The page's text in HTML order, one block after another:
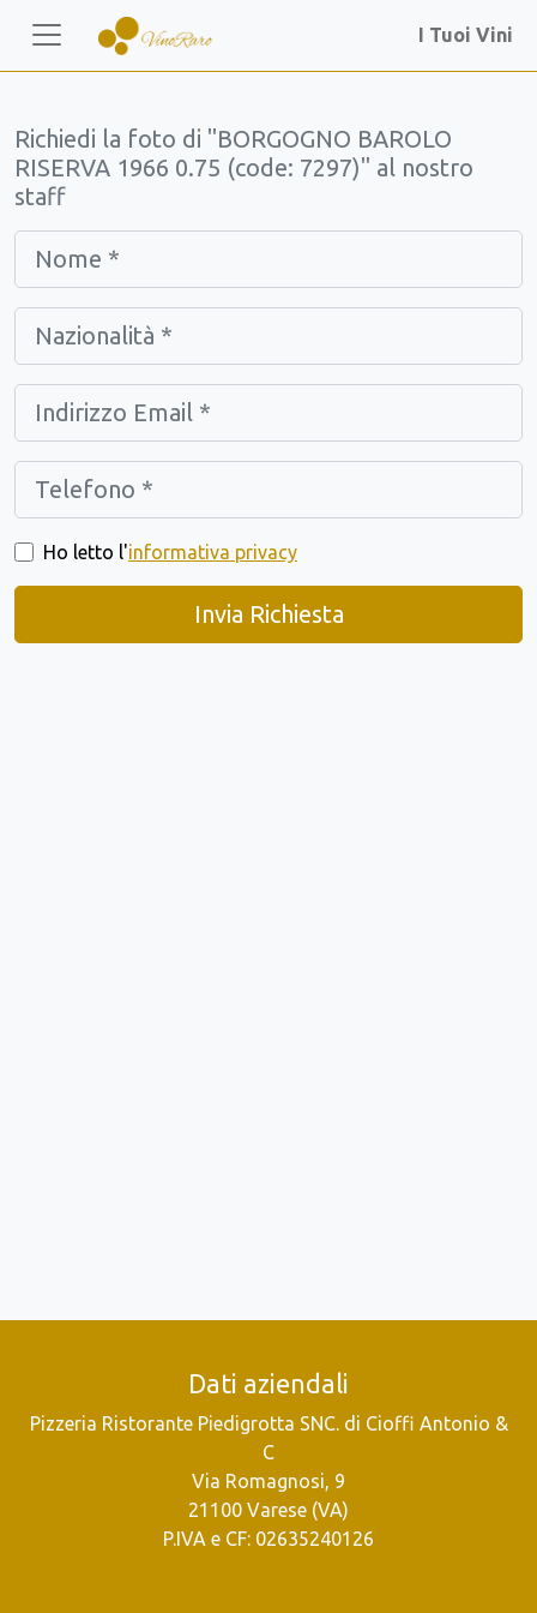
I Tuoi Vini
Richiedi la foto di "BORGOGNO BAROLO
RISERVA 1966 0.75 (code: 7297)" al nostro
staff
Ho letto l'informativa privacy
Invia Richiesta
Dati aziendali
Pizzeria Ristorante Piedigrotta SNC. di Cioffi Antonio &
C
Via Romagnosi, 9
21100 Varese (VA)
P.IVA e CF: 02635240126